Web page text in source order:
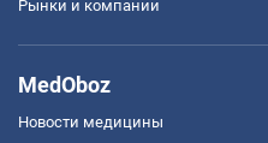
Рынки и компании
MedOboz
Новости медицины